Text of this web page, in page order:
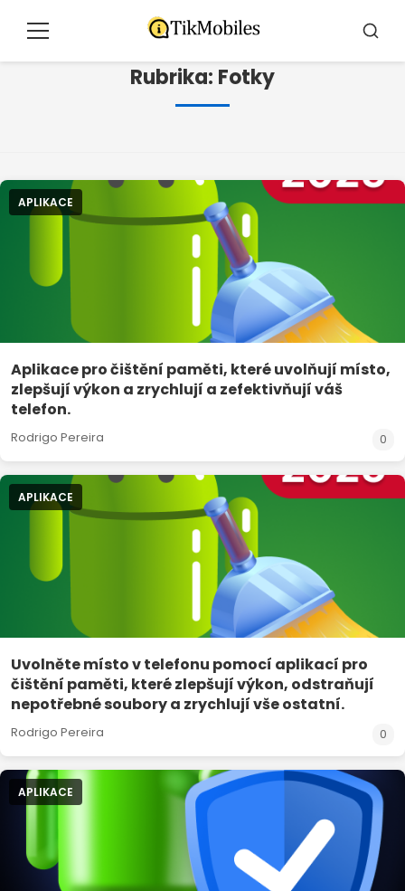
Menu Hledat
Rubrika: Fotky
APLIKACE
Aplikace pro čištění paměti, které uvolňují místo,
zlepšují výkon a zrychlují a zefektivňují váš
telefon.
Rodrigo Pereira 0
APLIKACE
Uvolněte místo v telefonu pomocí aplikací pro
čištění paměti, které zlepšují výkon, odstraňují
nepotřebné soubory a zrychlují vše ostatní.
Rodrigo Pereira 0
APLIKACE